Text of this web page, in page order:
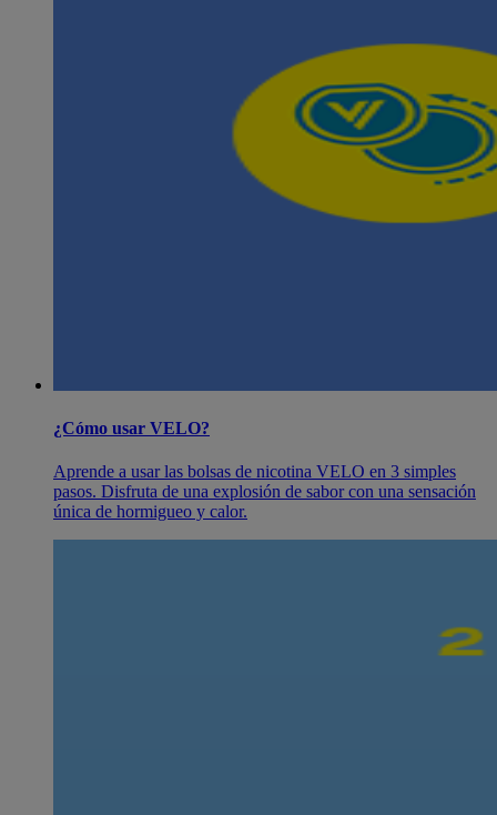
¿Cómo usar VELO?
Aprende a usar las bolsas de nicotina VELO en 3 simples
pasos. Disfruta de una explosión de sabor con una sensación
única de hormigueo y calor.